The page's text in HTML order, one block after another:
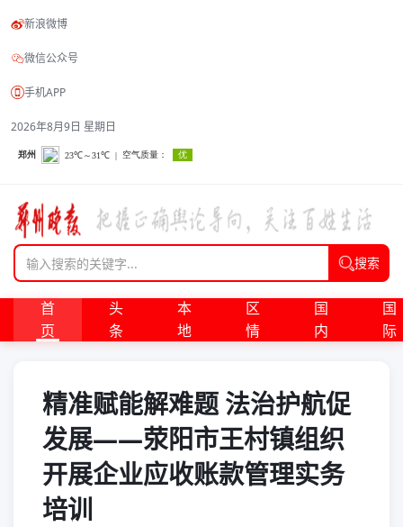
新浪微博
微信公众号
手机APP
2026年8月9日 星期日
搜索
首
页
头
条
本
地
区
情
国
内
国
际
精准赋能解难题 法治护航促
发展——荥阳市王村镇组织
开展企业应收账款管理实务
培训